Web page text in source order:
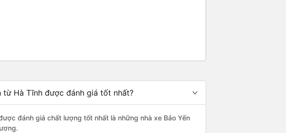
từ Hà Tĩnh được đánh giá tốt nhất?
đánh giá chất lượng tốt nhất là những nhà xe Bảo Yến